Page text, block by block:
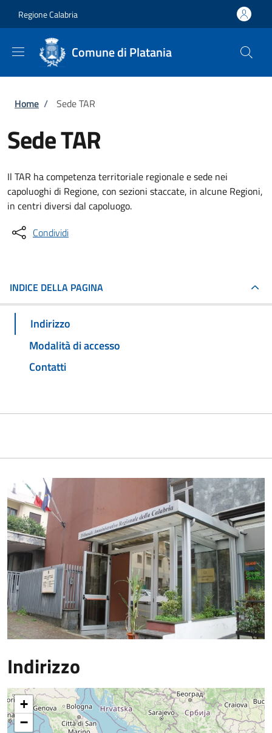
Regione Calabria
Comune di Platania
Briciole di pane
Home / Sede TAR
Sede TAR
Il TAR ha competenza territoriale regionale e sede nei
capoluoghi di Regione, con sezioni staccate, in alcune Regioni,
in centri diversi dal capoluogo.
Condividi
INDICE DELLA PAGINA
Indirizzo
Modalità di accesso
Contatti
Indirizzo
+
−